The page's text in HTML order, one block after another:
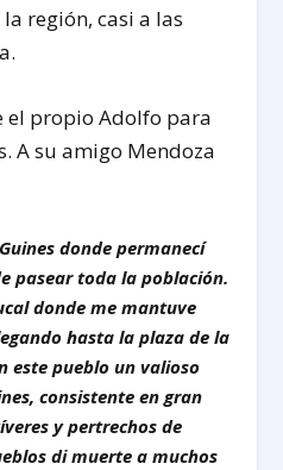
región, casi a las
el propio Adolfo para
A su amigo Mendoza
donde permanecí
pasear toda la población.
donde me mantuve
hasta la plaza de la
este pueblo un valioso
consistente en gran
y pertrechos de
di muerte a muchos